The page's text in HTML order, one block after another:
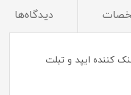
دیدگاه‌ها
کننده ایپد و تبلت